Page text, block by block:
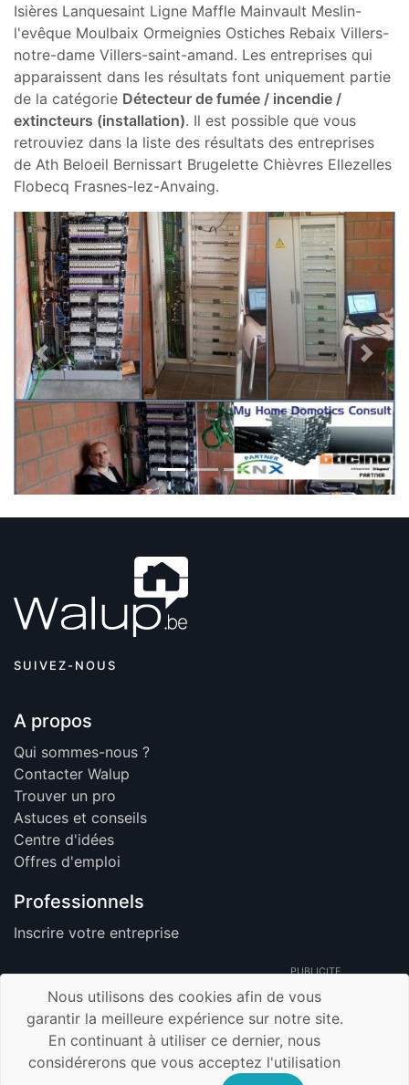
Isières Lanquesaint Ligne Maffle Mainvault Meslin-
l'evêque Moulbaix Ormeignies Ostiches Rebaix Villers-
notre-dame Villers-saint-amand. Les entreprises qui
apparaissent dans les résultats font uniquement partie
de la catégorie Détecteur de fumée / incendie /
extincteurs (installation). Il est possible que vous
retrouviez dans la liste des résultats des entreprises
de Ath Beloeil Bernissart Brugelette Chièvres Ellezelles
Flobecq Frasnes-lez-Anvaing.
Previous Next
SUIVEZ-NOUS
A propos
Qui sommes-nous ?
Contacter Walup
Trouver un pro
Astuces et conseils
Centre d'idées
Offres d'emploi
Professionnels
Inscrire votre entreprise
PUBLICITE
© 2026 Walup.be - Tous Droits Réservés -
Membre de TrustUp.be
Nous utilisons des cookies afin de vous
garantir la meilleure expérience sur notre site.
En continuant à utiliser ce dernier, nous
considérerons que vous acceptez l'utilisation